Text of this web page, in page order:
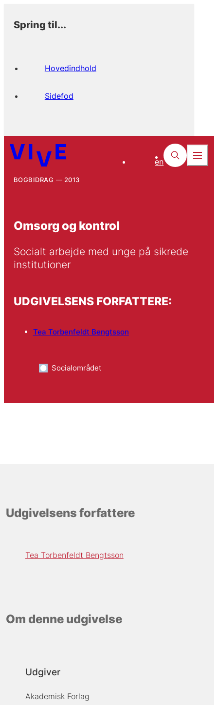
Spring til...
Hovedindhold
Sidefod
en
BOGBIDRAG 2013
Omsorg og kontrol
Socialt arbejde med unge på sikrede
institutioner
UDGIVELSENS FORFATTERE:
Tea Torbenfeldt Bengtsson
Socialområdet
Udgivelsens forfattere
Tea Torbenfeldt Bengtsson
Om denne udgivelse
Udgiver
Akademisk Forlag